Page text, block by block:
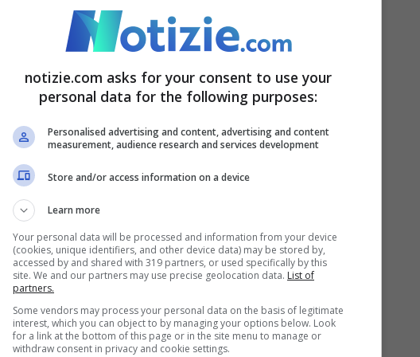
l’ex calciatore dell’Inter e della
chef stellatoGennarino Esposito.
da nei preesistenti sono
in estate “con l’aiuto di un amico o di un
difficili da raggiungere da soli, come ad
caso possono essere d’aiuto anche i
Ascierto, ricordando soprattutto che i nei più
sulla pelle.
Academy ef Dermatology ha dimostrato
notizie.com asks for your consent to use your
personal data for the following purposes:
Personalised advertising and content, advertising and content
measurement, audience research and services development
Store and/or access information on a device
Learn more
Your personal data will be processed and information from your device
(cookies, unique identifiers, and other device data) may be stored by,
accessed by and shared with 319 partners, or used specifically by this
site. We and our partners may use precise geolocation data. List of
partners.
Some vendors may process your personal data on the basis of legitimate
interest, which you can object to by managing your options below. Look
for a link at the bottom of this page or in the site menu to manage or
withdraw consent in privacy and cookie settings.